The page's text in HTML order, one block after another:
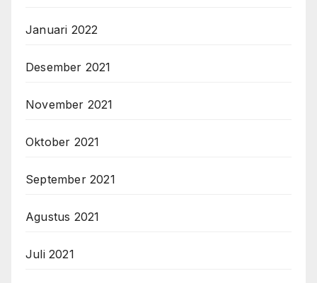
Januari 2022
Desember 2021
November 2021
Oktober 2021
September 2021
Agustus 2021
Juli 2021